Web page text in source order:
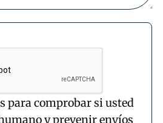
para comprobar si usted
y prevenir envíos